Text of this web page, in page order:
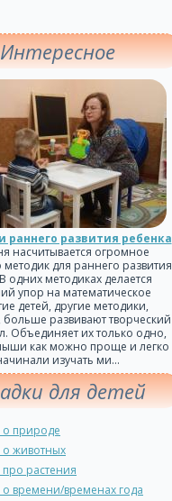
Интересное
раннего развития ребенка
насчитывается огромное
для раннего развития
одних методиках делается
упор на математическое
детей, другие методики,
развивают творческий
Объединяет их только одно,
как можно проще и легко
изучать ми...
для детей
о природе
о животных
про растения
о времени/временах года